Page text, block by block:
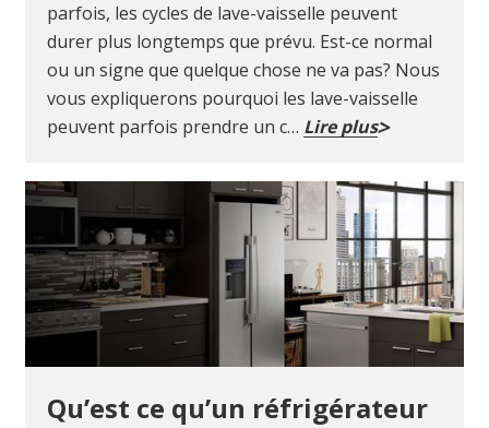
parfois, les cycles de lave-vaisselle peuvent
durer plus longtemps que prévu. Est-ce normal
ou un signe que quelque chose ne va pas? Nous
vous expliquerons pourquoi les lave-vaisselle
peuvent parfois prendre un c… Lire plus
Qu’est ce qu’un réfrigérateur